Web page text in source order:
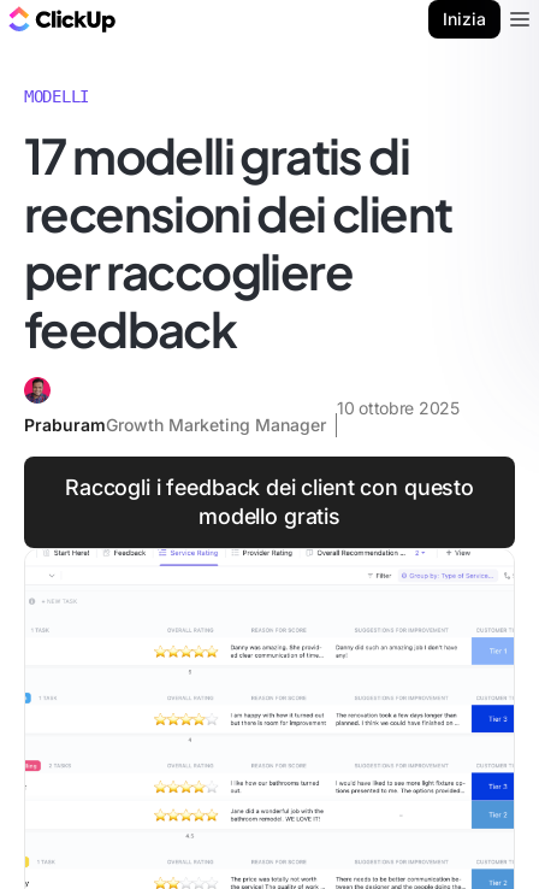
Inizia
MODELLI
17 modelli gratis di
recensioni dei client
per raccogliere
feedback
PraburamGrowth Marketing Manager
10 ottobre 2025
Raccogli i feedback dei client con questo
modello gratis